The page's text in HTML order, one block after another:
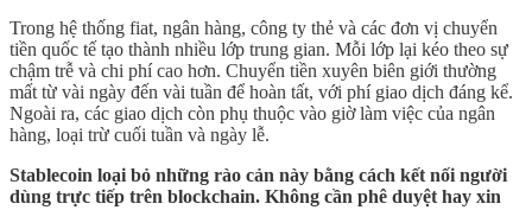
Trong hệ thống fiat, ngân hàng, công ty thẻ và các đơn vị chuyển
tiền quốc tế tạo thành nhiều lớp trung gian. Mỗi lớp lại kéo theo sự
chậm trễ và chi phí cao hơn. Chuyển tiền xuyên biên giới thường
mất từ vài ngày đến vài tuần để hoàn tất, với phí giao dịch đáng kể.
Ngoài ra, các giao dịch còn phụ thuộc vào giờ làm việc của ngân
hàng, loại trừ cuối tuần và ngày lễ.
Stablecoin loại bỏ những rào cản này bằng cách kết nối người
dùng trực tiếp trên blockchain. Không cần phê duyệt hay xin